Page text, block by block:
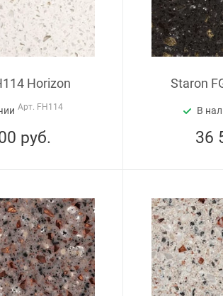
Horizon
Арт. FH114
руб.
Staron
В
36